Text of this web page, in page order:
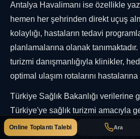
Antalya Havalimanı ise özellikle yaz
hemen her şehrinden direkt uçuş
kolaylığı, hastaların tedavi
planlamalarına olanak
turizmi danışmanlığıyla klinikler,
optimal ulaşım rotalarını
Türkiye Sağlık Bakanlığı verilerine
Türkiye'ye sağlık turizmi amacıyla
milyonu aşmış ve sektörün ülke
Ara
Online Toplantı Talebi